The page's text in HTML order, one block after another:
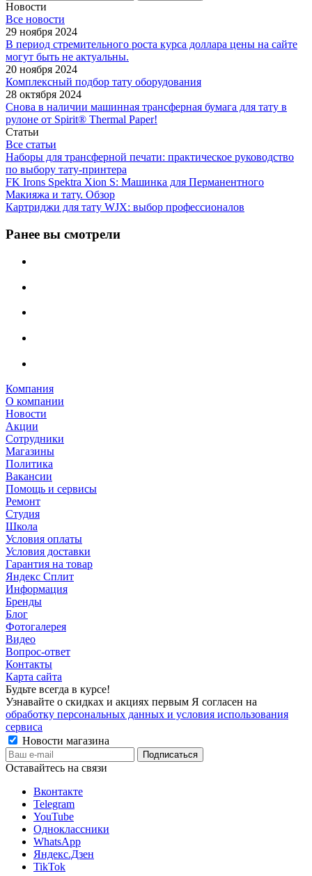
Новости
Все новости
29 ноября 2024
В период стремительного роста курса доллара цены на сайте
могут быть не актуальны.
20 ноября 2024
Комплексный подбор тату оборудования
28 октября 2024
Снова в наличии машинная трансферная бумага для тату в
рулоне от Spirit® Thermal Paper!
Статьи
Все статьи
Наборы для трансферной печати: практическое руководство
по выбору тату‑принтера
FK Irons Spektra Xion S: Машинка для Перманентного
Макияжа и тату. Обзор
Картриджи для тату WJX: выбор профессионалов
Ранее вы смотрели
Компания
О компании
Новости
Акции
Сотрудники
Магазины
Политика
Вакансии
Помощь и сервисы
Ремонт
Студия
Школа
Условия оплаты
Условия доставки
Гарантия на товар
Яндекс Сплит
Информация
Бренды
Блог
Фотогалерея
Видео
Вопрос-ответ
Контакты
Карта сайта
Будьте всегда в курсе!
Узнавайте о скидках и акциях первым Я согласен на
обработку персональных данных и условия использования
сервиса
Новости магазина
Оставайтесь на связи
Вконтакте
Telegram
YouTube
Одноклассники
WhatsApp
Яндекс.Дзен
TikTok